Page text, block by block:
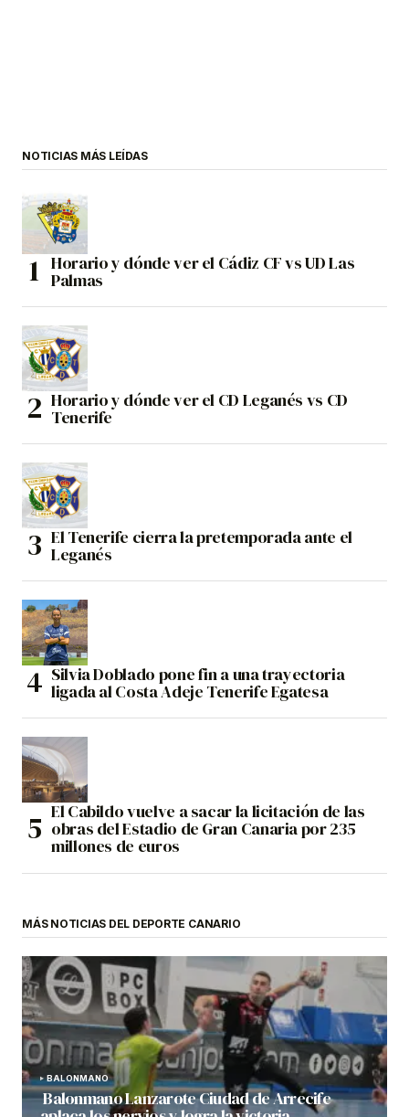
NOTICIAS MÁS LEÍDAS
Horario y dónde ver el Cádiz CF vs UD Las
Palmas
Horario y dónde ver el CD Leganés vs CD
Tenerife
El Tenerife cierra la pretemporada ante el
Leganés
Silvia Doblado pone fin a una trayectoria
ligada al Costa Adeje Tenerife Egatesa
El Cabildo vuelve a sacar la licitación de las
obras del Estadio de Gran Canaria por 235
millones de euros
MÁS NOTICIAS DEL DEPORTE CANARIO
BALONMANO
Balonmano Lanzarote Ciudad de Arrecife